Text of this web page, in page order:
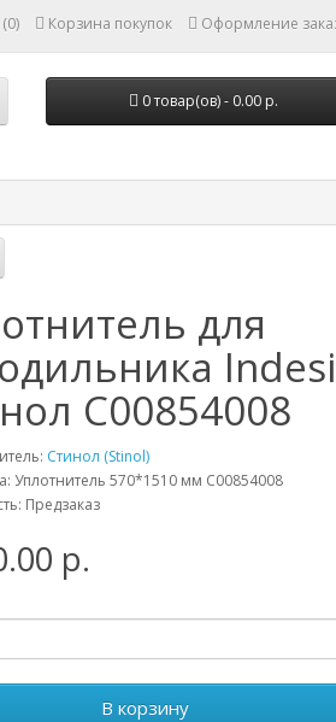
Корзина покупок Оформление
0 товар(ов) - 0.00 р.
для
C00854008
Стинол (Stinol)
Уплотнитель 570*1510 мм C00854008
Предзаказ
р.
В корзину